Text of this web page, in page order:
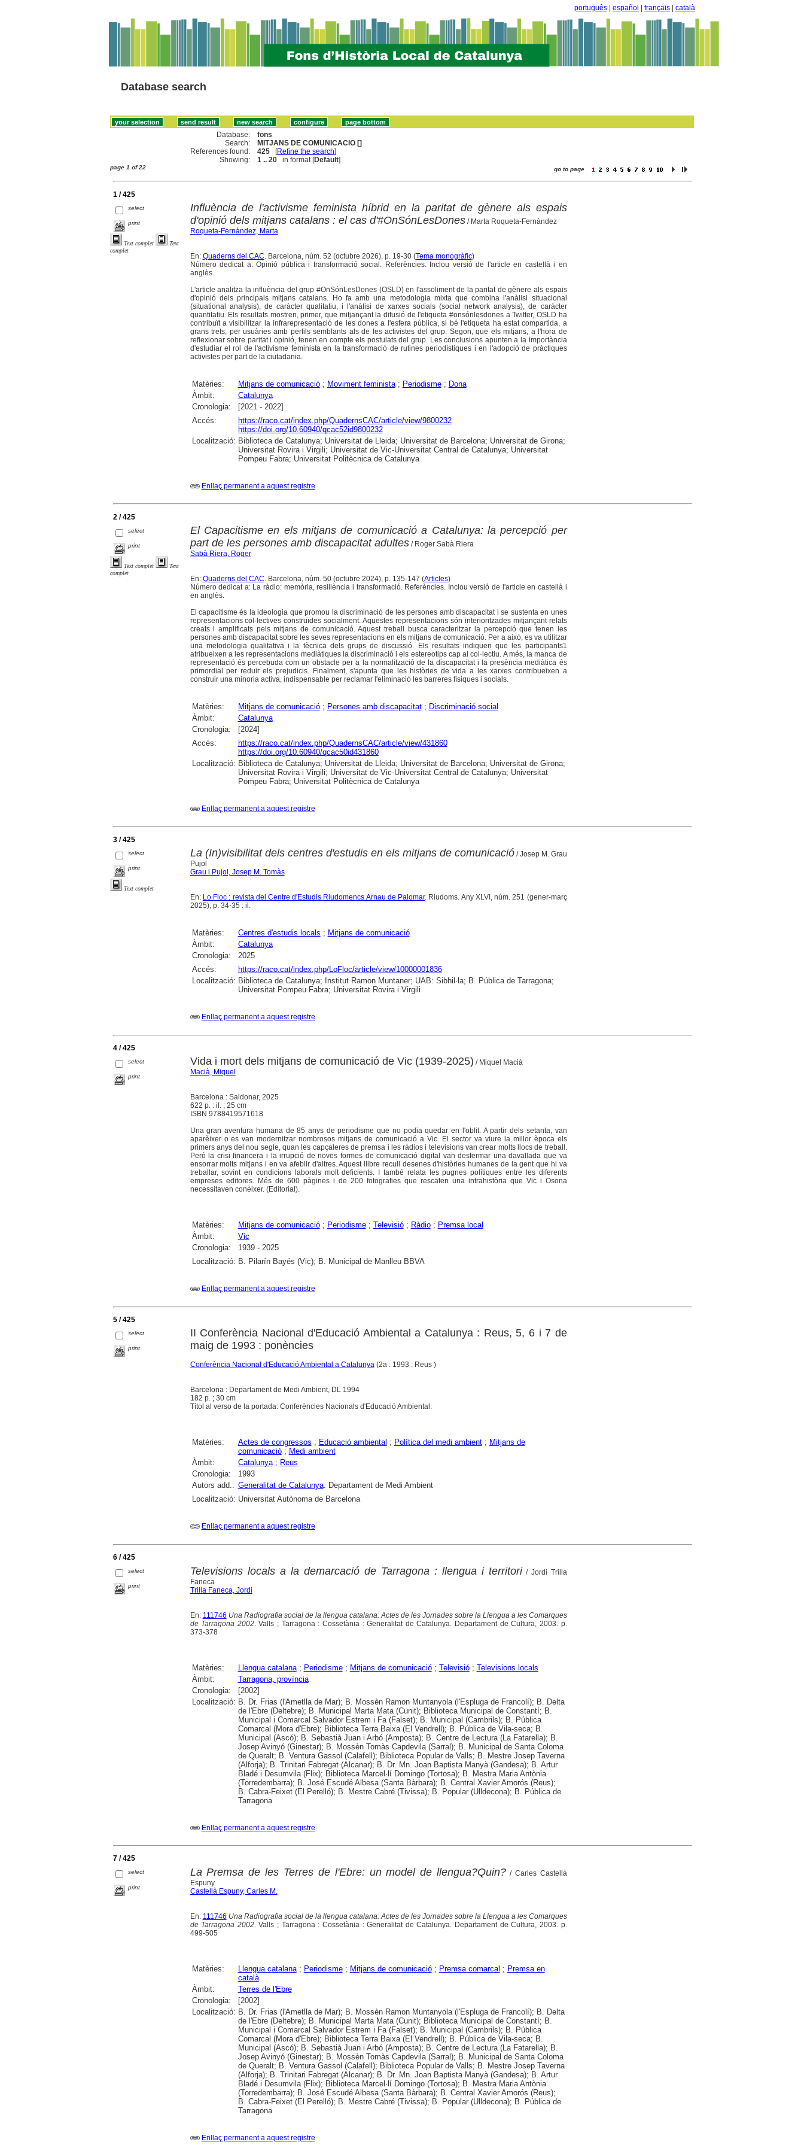
português español français català
Database search
Database:
fons
Search:
MITJANS DE COMUNICACIO []
References found:
425 [Refine the search]
Showing:
1 .. 20 in format [Default]
page 1 of 22 go to page
1 / 425
select
print
Text complet
Text
complet
Influència de l'activisme feminista híbrid en la paritat de gènere als espais
d'opinió dels mitjans catalans : el cas d'#OnSónLesDones/ Marta Roqueta-Fernàndez
Roqueta-Fernàndez, Marta
En: Quaderns del CAC. Barcelona, núm. 52 (octubre 2026), p. 19-30 (Tema monogràfic)
Número dedicat a: Opinió pública i transformació social. Referències. Inclou versió de l'article en castellà i en
anglès.
L'article analitza la influència del grup #OnSónLesDones (OSLD) en l'assoliment de la paritat de gènere als espais
d'opinió dels principals mitjans catalans. Ho fa amb una metodologia mixta que combina l'anàlisi situacional
(situational analysis), de caràcter qualitatiu, i l'anàlisi de xarxes socials (social network analysis), de caràcter
quantitatiu. Els resultats mostren, primer, que mitjançant la difusió de l'etiqueta #onsónlesdones a Twitter, OSLD ha
contribuït a visibilitzar la infrarepresentació de les dones a l'esfera pública, si bé l'etiqueta ha estat compartida, a
grans trets, per usuàries amb perfils semblants als de les activistes del grup. Segon, que els mitjans, a l'hora de
reflexionar sobre paritat i opinió, tenen en compte els postulats del grup. Les conclusions apunten a la importància
d'estudiar el rol de l'activisme feminista en la transformació de rutines periodístiques i en l'adopció de pràctiques
activistes per part de la ciutadania.
Matèries: Mitjans de comunicació; Moviment feminista; Periodisme; Dona
Àmbit:
Catalunya
Cronologia:
[2021 - 2022]
Accés:
https://raco.cat/index.php/QuadernsCAC/article/view/9800232
https://doi.org/10.60940/qcac52id9800232
Localització: Biblioteca de Catalunya; Universitat de Lleida; Universitat de Barcelona; Universitat de Girona;
Universitat Rovira i Virgili; Universitat de Vic-Universitat Central de Catalunya; Universitat
Pompeu Fabra; Universitat Politècnica de Catalunya
Enllaç permanent a aquest registre
2 / 425
select
print
Text complet
Text
complet
El Capacitisme en els mitjans de comunicació a Catalunya: la percepció per
part de les persones amb discapacitat adultes/ Roger Sabà Riera
Sabà Riera, Roger
En: Quaderns del CAC. Barcelona, núm. 50 (octubre 2024), p. 135-147 (Articles)
Número dedicat a: La ràdio: memòria, resiliència i transformació. Referències. Inclou versió de l'article en castellà i
en anglès.
El capacitisme és la ideologia que promou la discriminació de les persones amb discapacitat i se sustenta en unes
representacions col·lectives construïdes socialment. Aquestes representacions són interioritzades mitjançant relats
creats i amplificats pels mitjans de comunicació. Aquest treball busca caracteritzar la percepció que tenen les
persones amb discapacitat sobre les seves representacions en els mitjans de comunicació. Per a això, es va utilitzar
una metodologia qualitativa i la tècnica dels grups de discussió. Els resultats indiquen que les participants1
atribueixen a les representacions mediàtiques la discriminació i els estereotips cap al col·lectiu. A més, la manca de
representació és percebuda com un obstacle per a la normalització de la discapacitat i la presència mediàtica és
primordial per reduir els prejudicis. Finalment, s'apunta que les històries de vida a les xarxes contribueixen a
construir una minoria activa, indispensable per reclamar l'eliminació les barreres físiques i socials.
Matèries: Mitjans de comunicació; Persones amb discapacitat; Discriminació social
Àmbit:
Catalunya
Cronologia:
[2024]
Accés:
https://raco.cat/index.php/QuadernsCAC/article/view/431860
https://doi.org/10.60940/qcac50id431860
Localització: Biblioteca de Catalunya; Universitat de Lleida; Universitat de Barcelona; Universitat de Girona;
Universitat Rovira i Virgili; Universitat de Vic-Universitat Central de Catalunya; Universitat
Pompeu Fabra; Universitat Politècnica de Catalunya
Enllaç permanent a aquest registre
3 / 425
select
print
Text complet
La (In)visibilitat dels centres d'estudis en els mitjans de comunicació/ Josep M. Grau
Pujol
Grau i Pujol, Josep M. Tomàs
En: Lo Floc : revista del Centre d'Estudis Riudomencs Arnau de Palomar. Riudoms. Any XLVI, núm. 251 (gener-març
2025), p. 34-35 : il.
Matèries: Centres d'estudis locals ; Mitjans de comunicació
Àmbit:
Catalunya
Cronologia:
2025
Accés:
https://raco.cat/index.php/LoFloc/article/view/10000001836
Localització: Biblioteca de Catalunya; Institut Ramon Muntaner; UAB: Sibhil·la; B. Pública de Tarragona;
Universitat Pompeu Fabra; Universitat Rovira i Virgili
Enllaç permanent a aquest registre
4 / 425
select
print
Vida i mort dels mitjans de comunicació de Vic (1939-2025) / Miquel Macià
Macià, Miquel
Barcelona : Saldonar, 2025
622 p. : il. ; 25 cm
ISBN 9788419571618
Una gran aventura humana de 85 anys de periodisme que no podia quedar en l'oblit. A partir dels setanta, van
aparèixer o es van modernitzar nombrosos mitjans de comunicació a Vic. El sector va viure la millor època els
primers anys del nou segle, quan les capçaleres de premsa i les ràdios i televisions van crear molts llocs de treball.
Però la crisi financera i la irrupció de noves formes de comunicació digital van desfermar una davallada que va
ensorrar molts mitjans i en va afeblir d'altres. Aquest llibre recull desenes d'històries humanes de la gent que hi va
treballar, sovint en condicions laborals molt deficients. I també relata les pugnes polítiques entre les diferents
empreses editores. Més de 600 pàgines i de 200 fotografies que rescaten una intrahistòria que Vic i Osona
necessitaven conèixer. (Editorial).
Matèries: Mitjans de comunicació; Periodisme; Televisió; Ràdio; Premsa local
Àmbit:
Vic
Cronologia:
1939 - 2025
Localització: B. Pilarín Bayés (Vic); B. Municipal de Manlleu BBVA
Enllaç permanent a aquest registre
5 / 425
select
print
II Conferència Nacional d'Educació Ambiental a Catalunya : Reus, 5, 6 i 7 de
maig de 1993 : ponències
Conferència Nacional d'Educació Ambiental a Catalunya(2a : 1993 : Reus )
Barcelona : Departament de Medi Ambient, DL 1994
182 p. ; 30 cm
Títol al verso de la portada: Conferències Nacionals d'Educació Ambiental.
Matèries: Actes de congressos ; Educació ambiental ; Política del medi ambient; Mitjans de
comunicació; Medi ambient
Àmbit:
Catalunya; Reus
Cronologia:
1993
Autors add.: Generalitat de Catalunya. Departament de Medi Ambient
Localització: Universitat Autònoma de Barcelona
Enllaç permanent a aquest registre
6 / 425
select
print
Televisions locals a la demarcació de Tarragona : llengua i territori/ Jordi Trilla
Faneca
Trilla Faneca, Jordi
En: 111746 Una Radiografia social de la llengua catalana: Actes de les Jornades sobre la Llengua a les Comarques
de Tarragona 2002. Valls ; Tarragona : Cossetània : Generalitat de Catalunya. Departament de Cultura, 2003. p.
373-378
Matèries: Llengua catalana; Periodisme; Mitjans de comunicació; Televisió; Televisions locals
Àmbit:
Tarragona, província
Cronologia:
[2002]
Localització: B. Dr. Frias (l'Ametlla de Mar); B. Mossèn Ramon Muntanyola (l'Espluga de Francolí); B. Delta
de l'Ebre (Deltebre); B. Municipal Marta Mata (Cunit); Biblioteca Municipal de Constantí; B.
Municipal i Comarcal Salvador Estrem i Fa (Falset); B. Municipal (Cambrils); B. Pública
Comarcal (Mora d'Ebre); Biblioteca Terra Baixa (El Vendrell); B. Pública de Vila-seca; B.
Municipal (Ascó); B. Sebastià Juan i Arbó (Amposta); B. Centre de Lectura (La Fatarella); B.
Josep Avinyó (Ginestar); B. Mossèn Tomàs Capdevila (Sarral); B. Municipal de Santa Coloma
de Queralt; B. Ventura Gassol (Calafell); Biblioteca Popular de Valls; B. Mestre Josep Taverna
(Alforja); B. Trinitari Fabregat (Alcanar); B. Dr. Mn. Joan Baptista Manyà (Gandesa); B. Artur
Bladé i Desumvila (Flix); Biblioteca Marcel·lí Domingo (Tortosa); B. Mestra Maria Antònia
(Torredembarra); B. José Escudé Albesa (Santa Bàrbara); B. Central Xavier Amorós (Reus);
B. Cabra-Feixet (El Perelló); B. Mestre Cabré (Tivissa); B. Popular (Ulldecona); B. Pública de
Tarragona
Enllaç permanent a aquest registre
7 / 425
select
print
La Premsa de les Terres de l'Ebre: un model de llengua?Quin? / Carles Castellà
Espuny
Castellà Espuny, Carles M.
En: 111746 Una Radiografia social de la llengua catalana: Actes de les Jornades sobre la Llengua a les Comarques
de Tarragona 2002. Valls ; Tarragona : Cossetània : Generalitat de Catalunya. Departament de Cultura, 2003. p.
499-505
Matèries: Llengua catalana; Periodisme; Mitjans de comunicació; Premsa comarcal ; Premsa en
català
Àmbit:
Terres de l'Ebre
Cronologia:
[2002]
Localització: B. Dr. Frias (l'Ametlla de Mar); B. Mossèn Ramon Muntanyola (l'Espluga de Francolí); B. Delta
de l'Ebre (Deltebre); B. Municipal Marta Mata (Cunit); Biblioteca Municipal de Constantí; B.
Municipal i Comarcal Salvador Estrem i Fa (Falset); B. Municipal (Cambrils); B. Pública
Comarcal (Mora d'Ebre); Biblioteca Terra Baixa (El Vendrell); B. Pública de Vila-seca; B.
Municipal (Ascó); B. Sebastià Juan i Arbó (Amposta); B. Centre de Lectura (La Fatarella); B.
Josep Avinyó (Ginestar); B. Mossèn Tomàs Capdevila (Sarral); B. Municipal de Santa Coloma
de Queralt; B. Ventura Gassol (Calafell); Biblioteca Popular de Valls; B. Mestre Josep Taverna
(Alforja); B. Trinitari Fabregat (Alcanar); B. Dr. Mn. Joan Baptista Manyà (Gandesa); B. Artur
Bladé i Desumvila (Flix); Biblioteca Marcel·lí Domingo (Tortosa); B. Mestra Maria Antònia
(Torredembarra); B. José Escudé Albesa (Santa Bàrbara); B. Central Xavier Amorós (Reus);
B. Cabra-Feixet (El Perelló); B. Mestre Cabré (Tivissa); B. Popular (Ulldecona); B. Pública de
Tarragona
Enllaç permanent a aquest registre